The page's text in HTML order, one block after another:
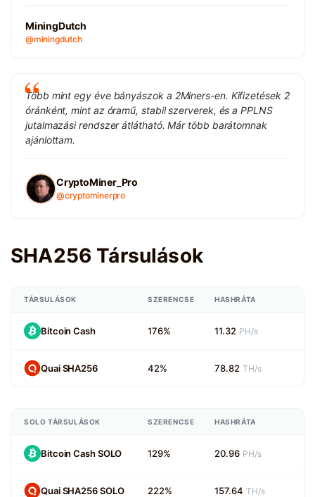
MiningDutch
@miningdutch
Több mint egy éve bányászok a 2Miners-en. Kifizetések 2
óránként, mint az óramű, stabil szerverek, és a PPLNS
jutalmazási rendszer átlátható. Már több barátomnak
ajánlottam.
CryptoMiner_Pro
@cryptominerpro
SHA256 Társulások
TÁRSULÁSOK SZERENCSE HASHRÁTA
Bitcoin Cash 176% 11.32 PH/s
Quai SHA256 42% 78.82 TH/s
SOLO TÁRSULÁSOK SZERENCSE HASHRÁTA
Bitcoin Cash SOLO 129% 20.96 PH/s
Quai SHA256 SOLO 222% 157.64 TH/s